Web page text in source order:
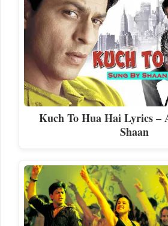
Kuch To Hua Hai Lyrics –
Shaan